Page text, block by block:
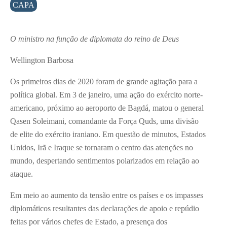
CAPA
O ministro na função de diplomata do reino de Deus
Wellington Barbosa
Os primeiros dias de 2020 foram de grande agitação para a
política global. Em 3 de janeiro, uma ação do exército norte-
americano, próximo ao aeroporto de Bagdá, matou o general
Qasen Soleimani, comandante da Força Quds, uma divisão
de elite do exército iraniano. Em questão de minutos, Estados
Unidos, Irã e Iraque se tornaram o centro das atenções no
mundo, despertando sentimentos polarizados em relação ao
ataque.
Em meio ao aumento da tensão entre os países e os impasses
diplomáticos resultantes das declarações de apoio e repúdio
feitas por vários chefes de Estado, a presença dos